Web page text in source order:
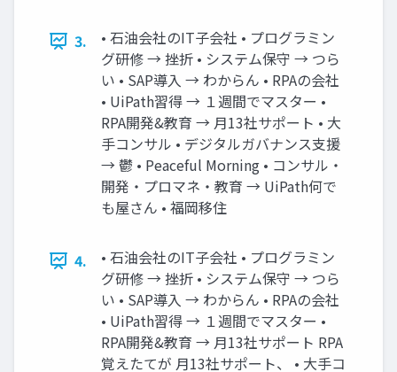
3.
• 石油会社のIT子会社 • プログラミン
グ研修 → 挫折 • システム保守 → つら
い • SAP導入 → わからん • RPAの会社
• UiPath習得 → １週間でマスター •
RPA開発&教育 → 月13社サポート • 大
手コンサル • デジタルガバナンス支援
→ 鬱 • Peaceful Morning • コンサル・
開発・プロマネ・教育 → UiPath何で
も屋さん • 福岡移住
4.
• 石油会社のIT子会社 • プログラミン
グ研修 → 挫折 • システム保守 → つら
い • SAP導入 → わからん • RPAの会社
• UiPath習得 → １週間でマスター •
RPA開発&教育 → 月13社サポート RPA
覚えたてが 月13社サポート、 • 大手コ